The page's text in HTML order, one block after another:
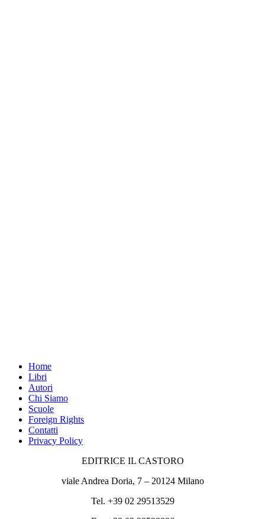
Home
Libri
Autori
Chi Siamo
Scuole
Foreign Rights
Contatti
Privacy Policy
EDITRICE IL CASTORO
viale Andrea Doria, 7 – 20124 Milano
Tel. +39 02 29513529